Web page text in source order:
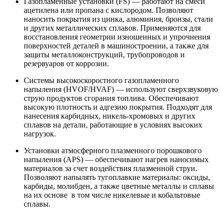
ацетилена или пропана с кислородом. Позволяют
наносить покрытия из цинка, алюминия, бронзы, стали
и других металлических сплавов. Применяются для
восстановления геометрии изношенных и упрочнения
поверхностей деталей в машиностроении, а также для
защиты металлоконструкций, трубопроводов и
резервуаров от коррозии.
Системы высокоскоростного газопламенного
напыления (HVOF/HVAF) — используют сверхзвуковую
струю продуктов сгорания топлива. Обеспечивают
высокую плотность и адгезию покрытия. Подходят для
нанесения карбидных, никель-хромовых и других
сплавов на детали, работающие в условиях высоких
нагрузок.
Установки атмосферного плазменного порошкового
напыления (APS) — обеспечивают нагрев наносимых
материалов за счет воздействия плазменной струи.
Позволяют напылять тугоплавкие материалы: оксиды,
карбиды, молибден, а также цветные металлы и сплавы
на их основе в том числе никелевые и кобальтовые
сплавы.